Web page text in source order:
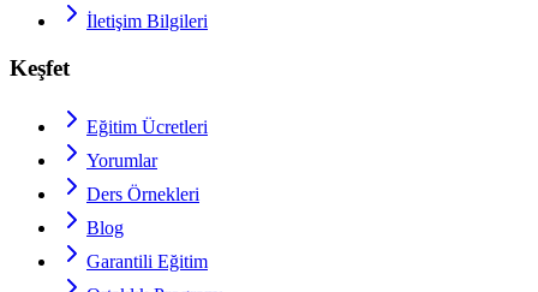
İletişim Bilgileri
Keşfet
Eğitim Ücretleri
Yorumlar
Ders Örnekleri
Blog
Garantili Eğitim